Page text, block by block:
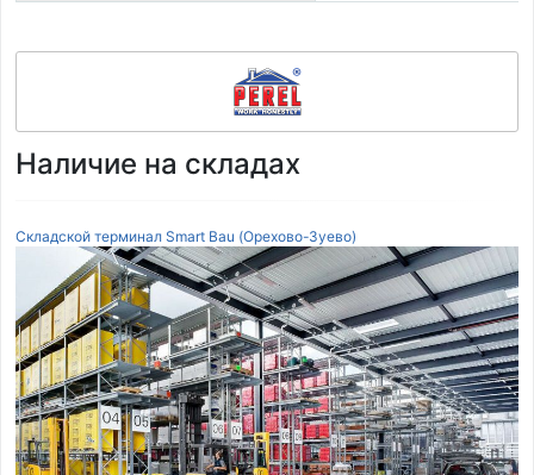
Наличие на складах
Складской терминал Smart Bau (Орехово-Зуево)